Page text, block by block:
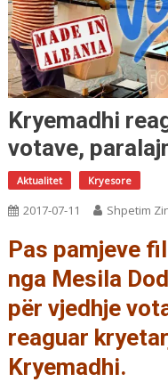
Kryemadhi
votave,
Aktualitet Kryesore
2017-07-11 Shpetim
Pas pamjeve
nga Mesila
për vjedhje
reaguar
Kryemadhi.